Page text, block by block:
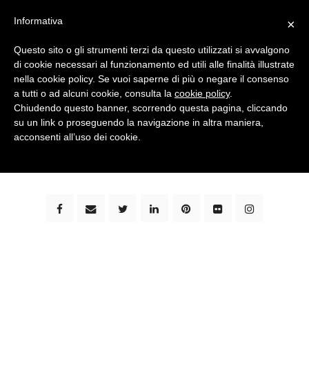
bimbi e viaggi - family travel blog: community #1 in
×
Informativa
Questo sito o gli strumenti terzi da questo utilizzati si avvalgono
di cookie necessari al funzionamento ed utili alle finalità illustrate
nella cookie policy. Se vuoi saperne di più o negare il consenso
a tutti o ad alcuni cookie, consulta la cookie policy.
Chiudendo questo banner, scorrendo questa pagina, cliccando
su un link o proseguendo la navigazione in altra maniera,
acconsenti all’uso dei cookie.